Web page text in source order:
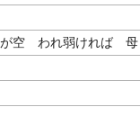
が空 われ弱ければ 母